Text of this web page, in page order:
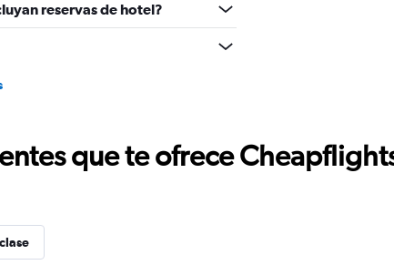
reservas de hotel?
que te ofrece